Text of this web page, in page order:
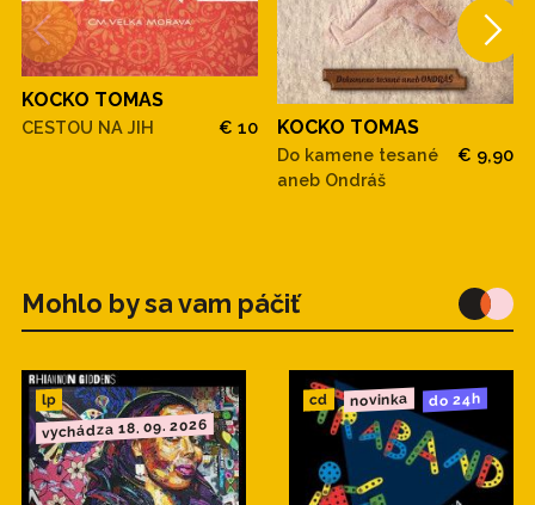
KOCKO TOMAS
CESTOU NA JIH € 10 KOCKO TOMAS
Do kamene tesané
aneb Ondráš
€ 9,90
Mohlo by sa vam páčiť
lp
vychádza 18. 09. 2026
cd novinka do 24h